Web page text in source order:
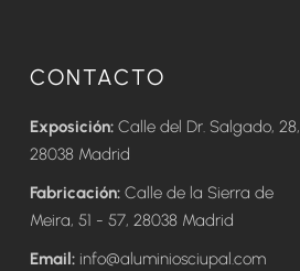
CONTACTO
Exposición: Calle del Dr. Salgado, 28,
28038 Madrid
Fabricación: Calle de la Sierra de
Meira, 51 - 57, 28038 Madrid
Email: info@aluminiosciupal.com